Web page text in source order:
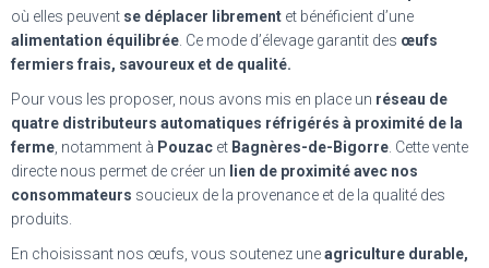
où elles peuvent se déplacer librement et bénéficient d’une
alimentation équilibrée . Ce mode d’élevage garantit des œufs
fermiers frais, savoureux et de qualité.
Pour vous les proposer, nous avons mis en place un réseau de
quatre distributeurs automatiques réfrigérés à proximité de la
ferme , notamment à Pouzac et Bagnères-de-Bigorre . Cette vente
directe nous permet de créer un lien de proximité avec nos
consommateurs soucieux de la provenance et de la qualité des
produits.
En choisissant nos œufs, vous soutenez uneagriculture durable,